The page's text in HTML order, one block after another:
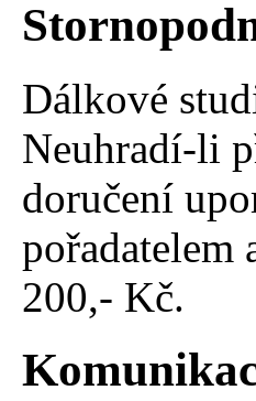
Dálkové
Neuhradí-li
doručení
200,- Kč.